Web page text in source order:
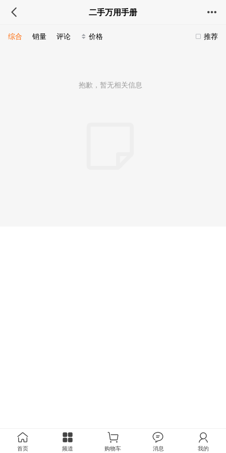
二手万用手册
推荐
综合 销量 评论 价格
抱歉，暂无相关信息
首页 频道 购物车 消息 我的